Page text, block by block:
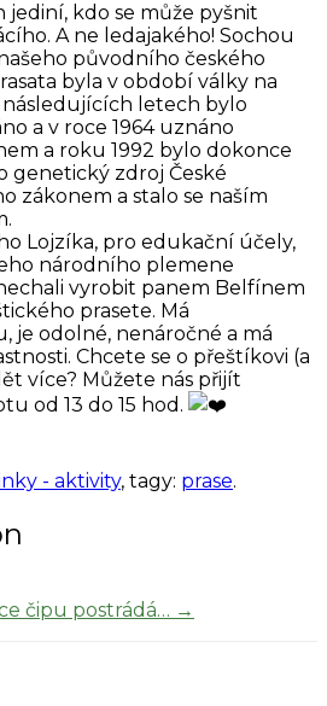
jediní, kdo se může pyšnit
A ne ledajakého! Sochou
původního českého
byla v období války na
následujících letech bylo
a v roce 1964 uznáno
a roku 1992 bylo dokonce
genetický zdroj České
zákonem a stalo se naším
Lojzíka, pro edukační účely,
národního plemene
vyrobit panem Belfínem
prasete. Má
je odolné, nenáročné a má
Chcete se o přeštíkovi (a
více? Můžete nás přijít
od 13 do 15 hod.
- aktivity, tagy: prase.
čipu postrádá… →